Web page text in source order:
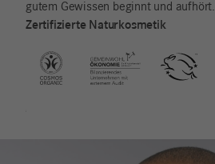
gutem Gewissen beginnt und aufhört.
Zertifizierte Naturkosmetik